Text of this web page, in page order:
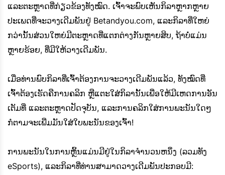
ແລະຕະຫຼາດທີ່ກ່ຽວຂ້ອງທັງໝົດ. ເຈົ້າຈະພົບເຫັນກິລາຫຼາກຫຼາຍ
ປະເພດທີ່ຈະວາງເດີມພັນຢູ່ Betandyou.com, ແລະກິລາທີ່ໃຫຍ່
ກວ່ານັ້ນສ່ວນໃຫຍ່ມີຕະຫຼາດທີ່ແຕກຕ່າງກັນຫຼາຍສິບ, ຖ້າບໍ່ແມ່ນ
ຫຼາຍຮ້ອຍ, ທີ່ມີໃຫ້ວາງເດີມພັນ.
ເມື່ອທ່ານພົບກິລາທີ່ເຈົ້າຕ້ອງການຈະວາງເດີມພັນແລ້ວ, ທັງໝົດທີ່
ເຈົ້າຕ້ອງເຮັດຄືການຄລິກ ຫຼືແຕະໃສ່ກິລານັ້ນເພື່ອໃຫ້ມີເຫດການອັນ
ເຕັມທີ່ ແລະຕະຫຼາດປັດຈຸບັນ, ແລະການຄລິກໃສ່ການພະນັນໃດໆ
ກໍຕາມຈະເພີ່ມມັນໃສ່ໃບພະນັນຂອງເຈົ້າ!
ການພະນັນໃນການຫຼິ້ນແມ່ນມີຢູ່ໃນກິລາຈໍານວນຫນຶ່ງ (ລວມທັງ
eSports), ແລະກິລາທີ່ທ່ານສາມາດວາງເດີມພັນປະກອບມີ: